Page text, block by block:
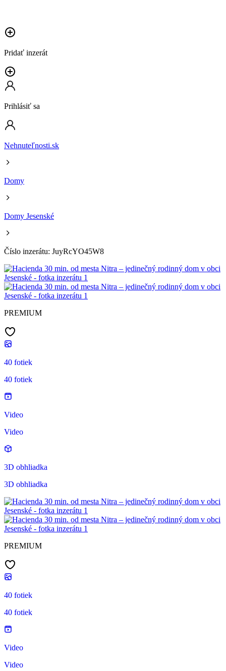
Pridať inzerát
Prihlásiť sa
Nehnuteľnosti.sk
Domy
Domy Jesenské
Číslo inzerátu: JuyRcYO45W8
PREMIUM
40 fotiek
40 fotiek
Video
Video
3D obhliadka
3D obhliadka
PREMIUM
40 fotiek
40 fotiek
Video
Video